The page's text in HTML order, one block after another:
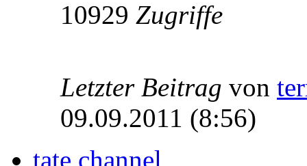
10929 Zugriffe
Letzter Beitrag von
09.09.2011 (8:56)
tate channel